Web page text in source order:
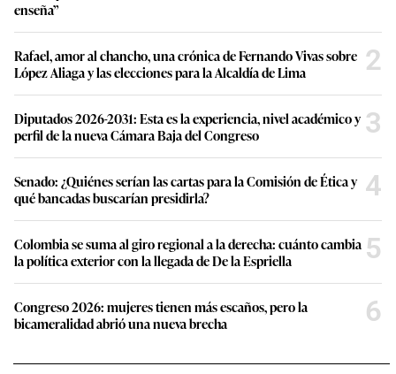
enseña”
Rafael, amor al chancho, una crónica de Fernando Vivas sobre
López Aliaga y las elecciones para la Alcaldía de Lima
2
Diputados 2026-2031: Esta es la experiencia, nivel académico y
perfil de la nueva Cámara Baja del Congreso
3
Senado: ¿Quiénes serían las cartas para la Comisión de Ética y
qué bancadas buscarían presidirla?
4
Colombia se suma al giro regional a la derecha: cuánto cambia
la política exterior con la llegada de De la Espriella
5
Congreso 2026: mujeres tienen más escaños, pero la
bicameralidad abrió una nueva brecha
6